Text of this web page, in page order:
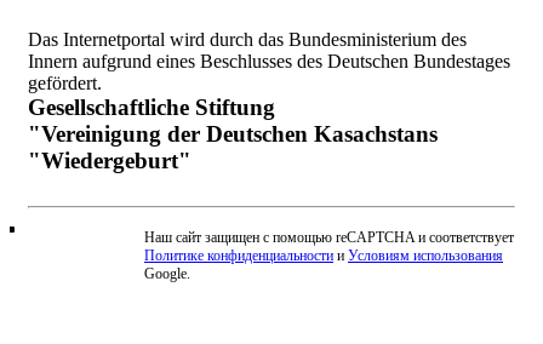
Das Internetportal wird durch das Bundesministerium des
Innern aufgrund eines Beschlusses des Deutschen Bundestages
gefördert.
Gesellschaftliche Stiftung
"Vereinigung der Deutschen Kasachstans
"Wiedergeburt"
Beschwerde einreichen
Наш сайт защищен с помощью reCAPTCHA и соответствует
Политике конфиденциальности и Условиям использования
Google.